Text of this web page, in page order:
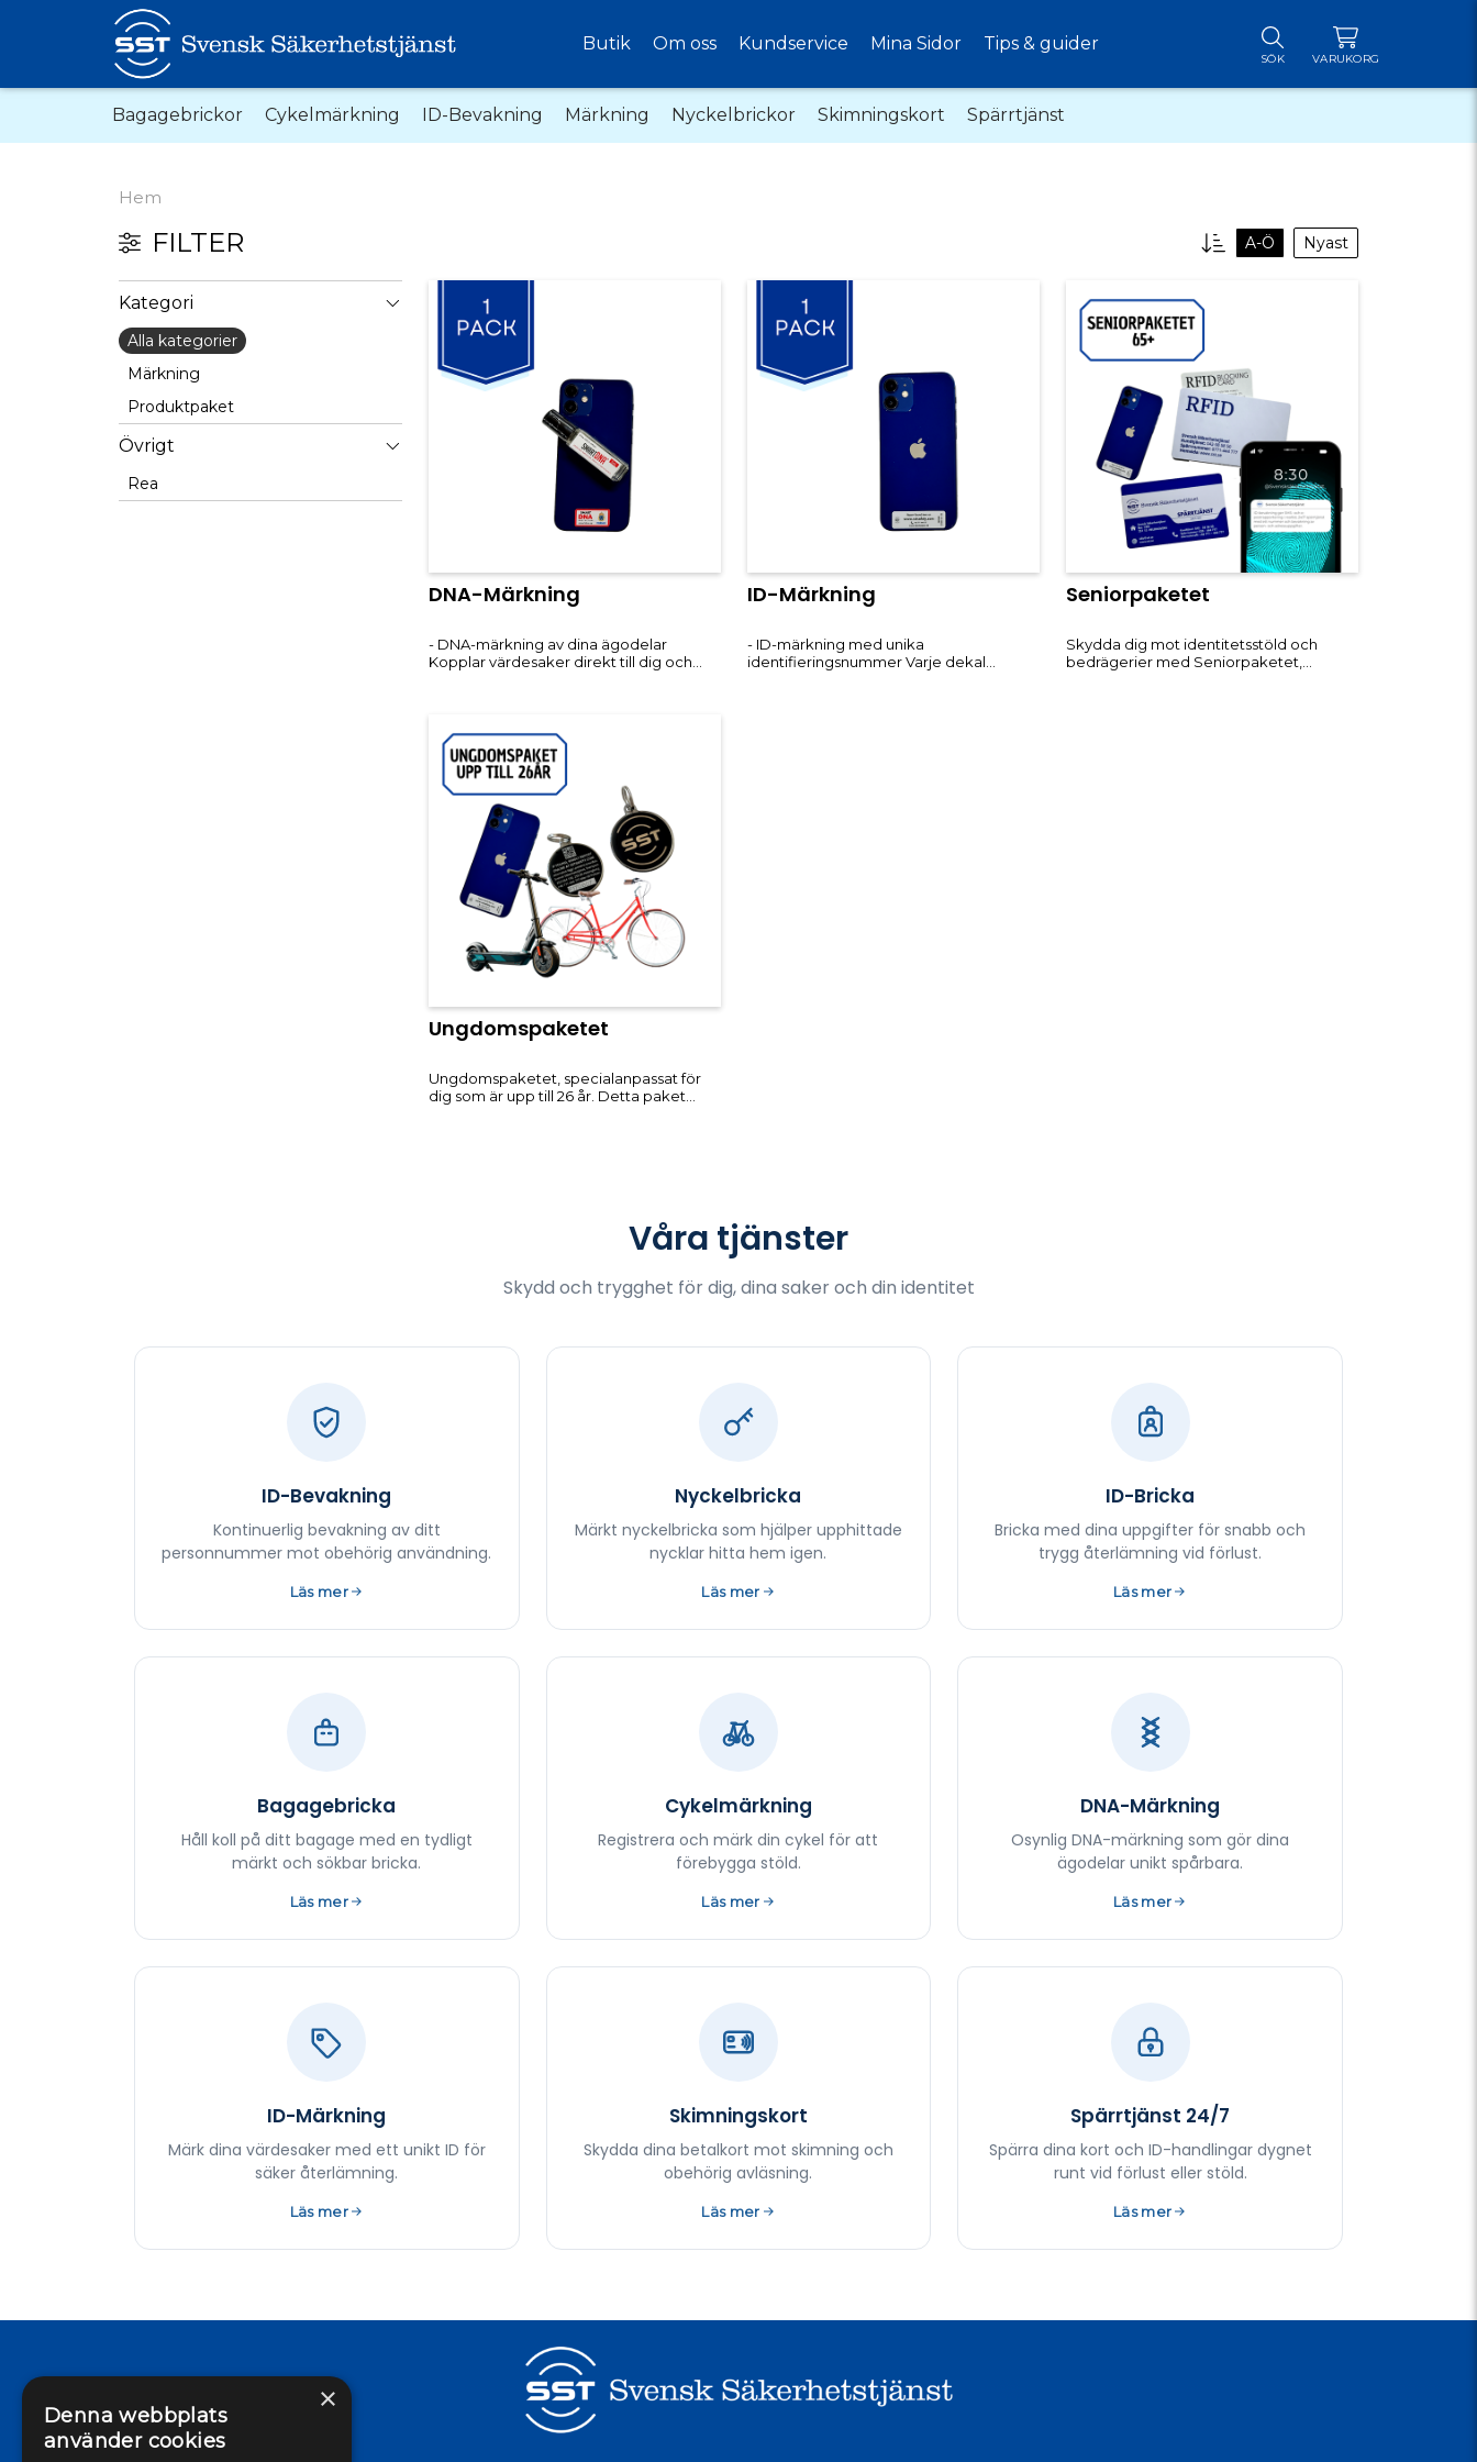
Butik Om oss Kundservice Mina Sidor Tips & guider
SÖK VARUKORG
Bagagebrickor Cykelmärkning ID-Bevakning Märkning Nyckelbrickor Skimningskort Spärrtjänst
Hem
FILTER A-Ö Nyast
Kategori
Alla kategorier
Märkning
Produktpaket
Övrigt
Rea
DNA-Märkning
- DNA-märkning av dina ägodelar
Kopplar värdesaker direkt till dig och
spårbara, vilket minskar risken för stöld. -
Effektiv säk
ID-Märkning
- ID-märkning med unika
identifieringsnummer Varje dekal
Seniorpaketet
Skydda dig mot identitetsstöld och
bedrägerier med Seniorpaketet,
Ungdomspaketet
Ungdomspaketet, specialanpassat för
dig som är upp till 26 år. Detta paket
Våra tjänster
Skydd och trygghet för dig, dina saker och din identitet
ID-Bevakning
Kontinuerlig bevakning av ditt
personnummer mot obehörig användning.
Läs mer
Nyckelbricka
Märkt nyckelbricka som hjälper upphittade
nycklar hitta hem igen.
Läs mer
ID-Bricka
Bricka med dina uppgifter för snabb och
trygg återlämning vid förlust.
Läs mer
Bagagebricka
Håll koll på ditt bagage med en tydligt
märkt och sökbar bricka.
Läs mer
Cykelmärkning
Registrera och märk din cykel för att
förebygga stöld.
Läs mer
DNA-Märkning
Osynlig DNA-märkning som gör dina
ägodelar unikt spårbara.
Läs mer
ID-Märkning
Märk dina värdesaker med ett unikt ID för
säker återlämning.
Läs mer
Skimningskort
Skydda dina betalkort mot skimning och
obehörig avläsning.
Läs mer
Spärrtjänst 24/7
Spärra dina kort och ID-handlingar dygnet
runt vid förlust eller stöld.
Läs mer
×
Denna webbplats
använder cookies